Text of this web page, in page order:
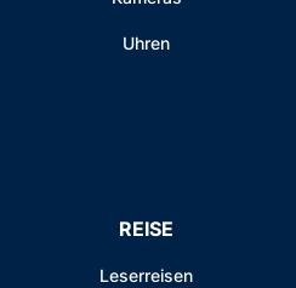
Uhren
REISE
Leserreisen